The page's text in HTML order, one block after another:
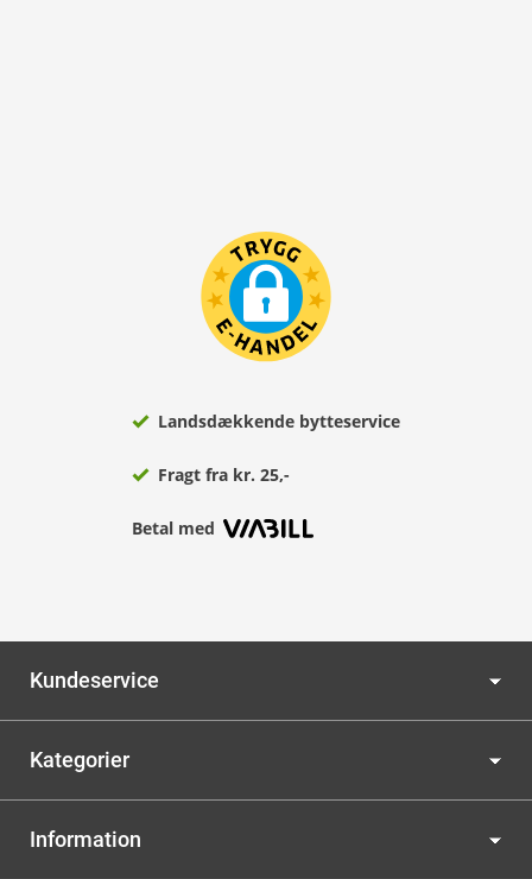
Landsdækkende bytteservice
Fragt fra kr. 25,-
Betal med
Kundeservice
Kategorier
Information